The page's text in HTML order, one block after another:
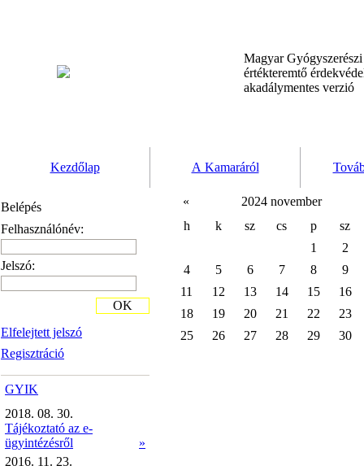
Magyar
értékteremtő
akadálymentes verzió
Kezdőlap A Kamaráról
Belépés
Felhasználónév:
Jelszó:
Elfelejtett jelszó
Regisztráció
OK
GYIK
2018. 08. 30.
Tájékoztató az e-
ügyintézésről
»
2016. 11. 23.
«
2024 november
h
k sz cs p
sz
1
2
4
5 6 7 8
9
11
12 13 14 15
16
18
19 20 21 22
23
25
26 27 28 29 30